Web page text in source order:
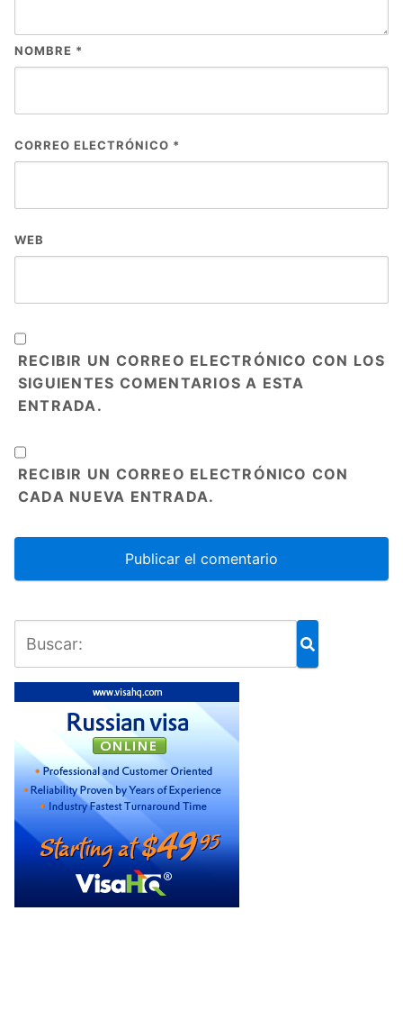
NOMBRE *
CORREO ELECTRÓNICO *
WEB
RECIBIR UN CORREO ELECTRÓNICO CON LOS
SIGUIENTES COMENTARIOS A ESTA
ENTRADA.
RECIBIR UN CORREO ELECTRÓNICO CON
CADA NUEVA ENTRADA.